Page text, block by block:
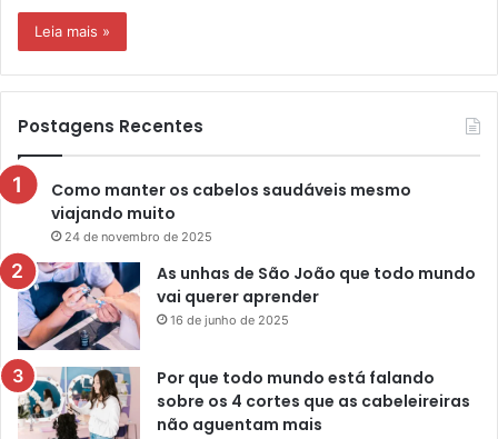
Leia mais »
Postagens Recentes
Como manter os cabelos saudáveis mesmo
viajando muito
24 de novembro de 2025
As unhas de São João que todo mundo
vai querer aprender
16 de junho de 2025
Por que todo mundo está falando
sobre os 4 cortes que as cabeleireiras
não aguentam mais